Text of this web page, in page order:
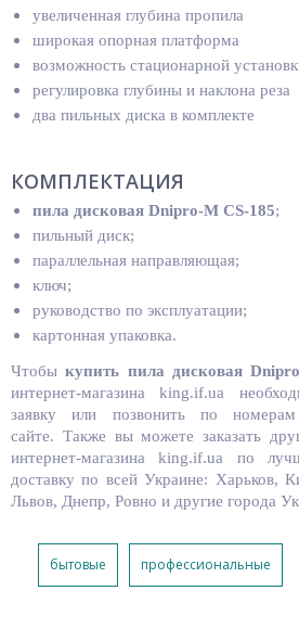
увеличенная глубина пропила
широкая опорная платформа
возможность стационарной
регулировка глубины и наклона реза
два пильных диска в комплекте
КОМПЛЕКТАЦИЯ
пила дисковая Dnipro-M CS-185;
пильный диск;
параллельная направляющая;
ключ;
руководство по эксплуатации;
картонная упаковка.
Чтобыкупить пила дисковая
интернет-магазина king.if.ua
заявку или позвонить по
сайте. Также вы можете заказать
интернет-магазина king.if.ua по
доставку по всей Украине: Харьков,
Львов, Днепр, Ровно и другие города
бытовые профессиональные